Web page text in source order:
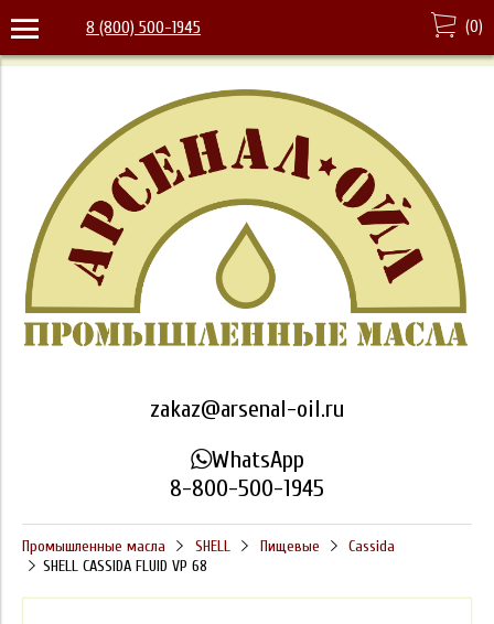
8 (800) 500-1945 (0)
zakaz@arsenal-oil.ru
WhatsApp
8-800-500-1945
Промышленные масла SHELL Пищевые
Cassida
SHELL CASSIDA FLUID VP 68